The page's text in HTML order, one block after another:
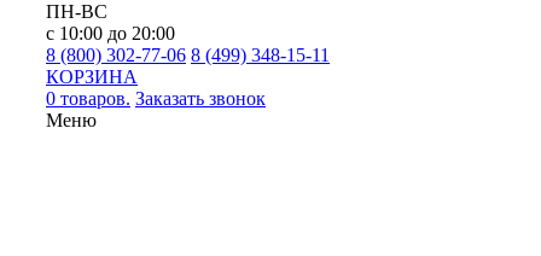
ПН-ВС
с 10:00 до 20:00
8 (800) 302-77-06 8 (499) 348-15-11
КОРЗИНА
0 товаров. Заказать звонок
Меню